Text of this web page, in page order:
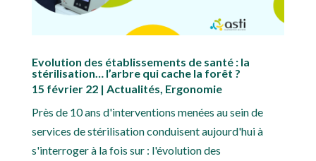
Evolution des établissements de santé : la
stérilisation… l’arbre qui cache la forêt ?
15 février 22| Actualités Ergonomie
Près de 10 ans d'interventions menées au sein de
services de stérilisation conduisent aujourd'hui à
s'interroger à la fois sur : l'évolution des